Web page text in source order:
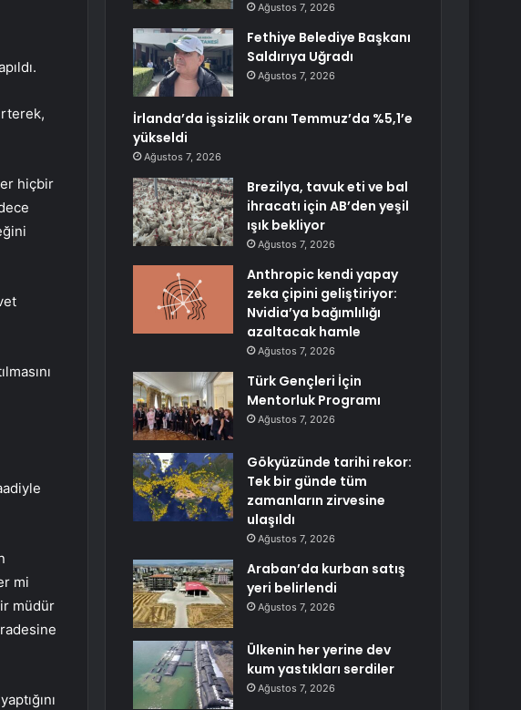
hiçbir
mi
müdür
Ağustos 7, 2026
Fethiye Belediye Başkanı
Saldırıya Uğradı
Ağustos 7, 2026
İrlanda’da işsizlik oranı Temmuz’da %5,1’e
yükseldi
Ağustos 7, 2026
Brezilya, tavuk eti ve bal
ihracatı için AB’den yeşil
ışık bekliyor
Ağustos 7, 2026
Anthropic kendi yapay
zeka çipini geliştiriyor:
Nvidia’ya bağımlılığı
azaltacak hamle
Ağustos 7, 2026
Türk Gençleri İçin
Mentorluk Programı
Ağustos 7, 2026
Gökyüzünde tarihi rekor:
Tek bir günde tüm
zamanların zirvesine
ulaşıldı
Ağustos 7, 2026
Araban’da kurban satış
yeri belirlendi
Ağustos 7, 2026
Ülkenin her yerine dev
kum yastıkları serdiler
Ağustos 7, 2026